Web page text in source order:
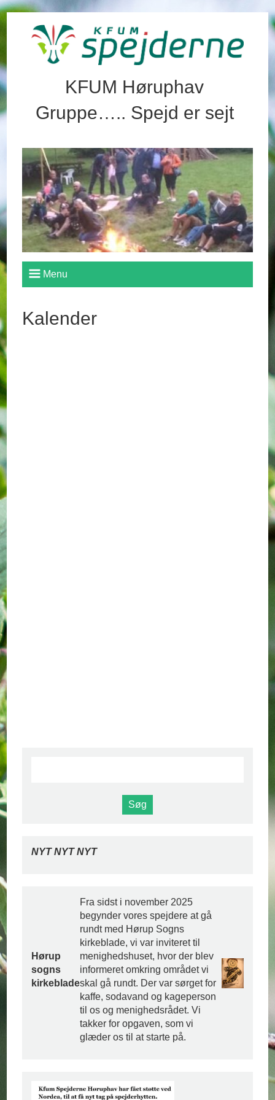
KFUM Høruphav
Gruppe….. Spejd er sejt
Menu
Kalender
NYT NYT NYT
Hørup
sogns
kirkeblade
Fra sidst i november 2025
begynder vores spejdere at gå
rundt med Hørup Sogns
kirkeblade, vi var inviteret til
menighedshuset, hvor der blev
informeret omkring området vi
skal gå rundt. Der var sørget for
kaffe, sodavand og kageperson
til os og menighedsrådet. Vi
takker for opgaven, som vi
glæder os til at starte på.